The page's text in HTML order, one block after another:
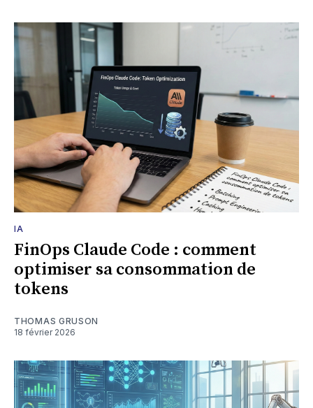
IA
FinOps Claude Code : comment
optimiser sa consommation de
tokens
THOMAS GRUSON
18 février 2026